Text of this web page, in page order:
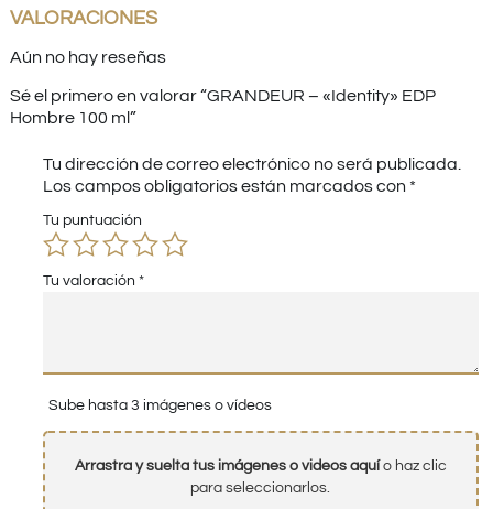
VALORACIONES
Aún no hay reseñas
Sé el primero en valorar “GRANDEUR – «Identity» EDP
Hombre 100 ml”
Tu dirección de correo electrónico no será publicada.
Los campos obligatorios están marcados con *
Tu puntuación
Tu valoración *
Sube hasta 3 imágenes o vídeos
Arrastra y suelta tus imágenes o videos aquío haz clic
para seleccionarlos.